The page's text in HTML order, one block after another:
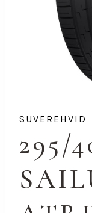
SUVEREHVID
295/